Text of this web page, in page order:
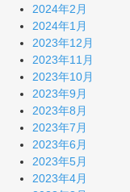
2024年2月
2024年1月
2023年12月
2023年11月
2023年10月
2023年9月
2023年8月
2023年7月
2023年6月
2023年5月
2023年4月